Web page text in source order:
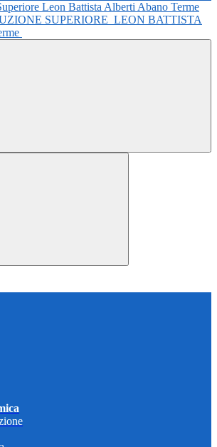
SUPERIORE LEON BATTISTA